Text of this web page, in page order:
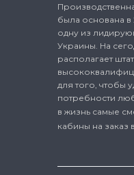
была основана в
одну из
Украины. На
располагает
для того, чтобы
потребности
в жизнь самые
кабины на заказ